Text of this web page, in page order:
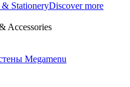
StationeryDiscover more
Accessories
Megamenu